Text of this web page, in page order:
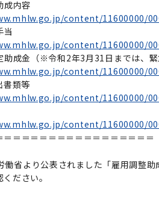
成内容
content/11600000/
当
content/11600000/
助成金（※令和2年3月31日までは、
content/11600000/
書類等
content/11600000/
content/11600000/
＝＝＝＝＝＝＝＝＝＝＝＝＝＝＝＝
省より公表されました「雇用調整
ださい。